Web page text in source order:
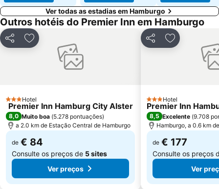
Ver todas as estadias em Hamburgo
Outros hotéis do Premier Inn em Hamburgo
PartilharAdicionar aos favoritos
3 Estrelas
Hotel
Premier Inn Hamburg City Alster
8,0 Muito boa (5.278 pontuações)
a 2.0 km de Estação Central de Hamburgo
de € 84
Consulte os preços de 5 sites
Ver preços
PartilharAdicionar
3 Estrelas
Hotel
Premier Inn
8,5 Excelente (9.708
Hamburgo, a 0.6 km
de € 177
Consulte os preços
Ver